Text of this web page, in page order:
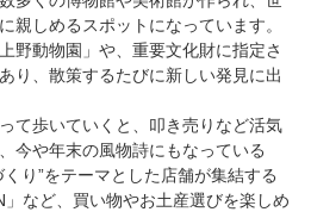
親しめるスポットになっています。
野動物園」や、重要文化財に指定さ
り、散策するたびに新しい発見に出
て歩いていくと、叩き売りなど活気
今や年末の風物詩にもなっている
くり”をテーマとした店舗が集結する
」など、買い物やお土産選びを楽しめ